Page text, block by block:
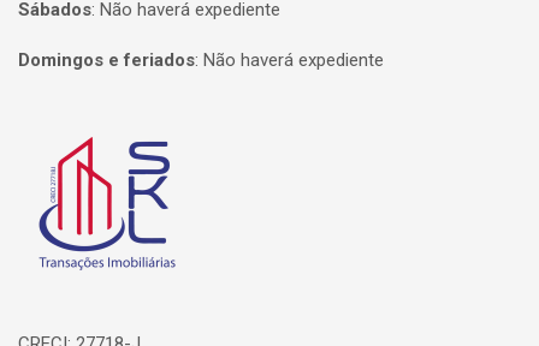
Sábados: Não haverá expediente
Domingos e feriados: Não haverá expediente
Página inicial